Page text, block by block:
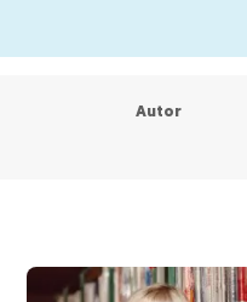
Autor